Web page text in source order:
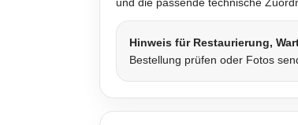
Hinweis für Restaurierung,
Bestellung prüfen oder Fotos